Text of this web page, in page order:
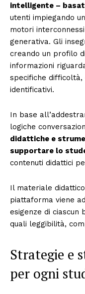
intelligente –
utenti impiegando
motori
generativa. Gli
creando un profilo
informazioni
specifiche difficoltà,
identificativi.
In base
logiche
didattiche e
supportare lo
contenuti didattici
Il materiale
piattaforma viene
esigenze di ciascun
quali leggibilità,
Strategie e
per ogni